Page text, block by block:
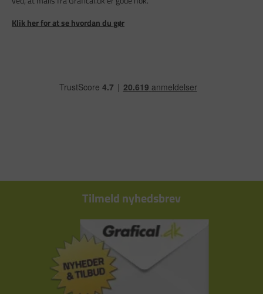
Klik her for at se hvordan du gør
Tilmeld nyhedsbrev